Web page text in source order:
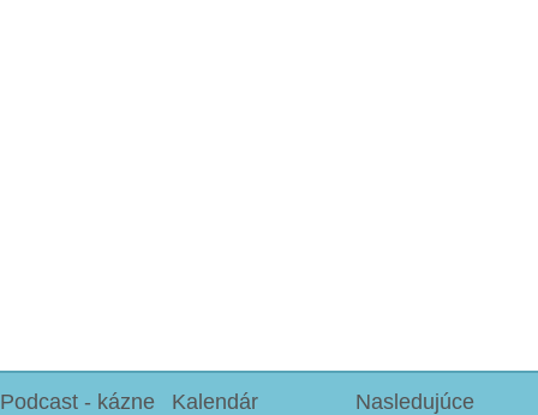
Podcast - kázne
Kalendár
Nasledujúce